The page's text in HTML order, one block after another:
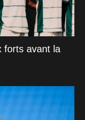
forts avant la